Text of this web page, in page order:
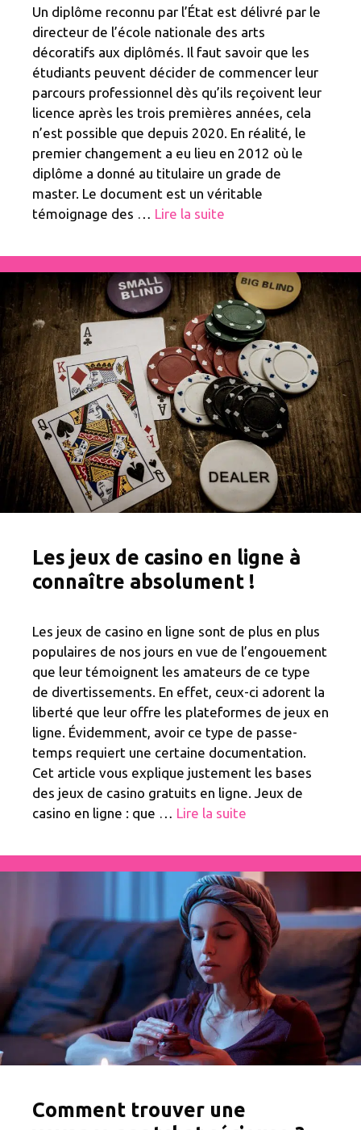
Un diplôme reconnu par l’État est délivré par le
directeur de l’école nationale des arts
décoratifs aux diplômés. Il faut savoir que les
étudiants peuvent décider de commencer leur
parcours professionnel dès qu’ils reçoivent leur
licence après les trois premières années, cela
n’est possible que depuis 2020. En réalité, le
premier changement a eu lieu en 2012 où le
diplôme a donné au titulaire un grade de
master. Le document est un véritable
témoignage des … Lire la suite
Les jeux de casino en ligne à
connaître absolument !
Les jeux de casino en ligne sont de plus en plus
populaires de nos jours en vue de l’engouement
que leur témoignent les amateurs de ce type
de divertissements. En effet, ceux-ci adorent la
liberté que leur offre les plateformes de jeux en
ligne. Évidemment, avoir ce type de passe-
temps requiert une certaine documentation.
Cet article vous explique justement les bases
des jeux de casino gratuits en ligne. Jeux de
casino en ligne : que … Lire la suite
Comment trouver une